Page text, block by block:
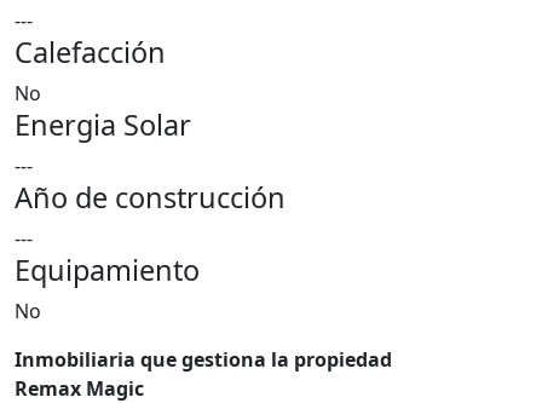
---
Calefacción
No
Energia Solar
---
Año de construcción
---
Equipamiento
No
Inmobiliaria que gestiona la propiedad
Remax Magic